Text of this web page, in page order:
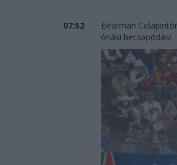
07:52
Bearman
óriási becsapódás!